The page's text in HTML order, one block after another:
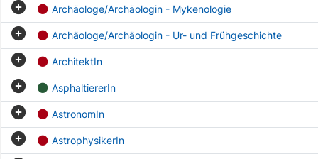
Archäologe/Archäologin - Mykenologie
Archäologe/Archäologin - Ur- und Frühgeschichte
ArchitektIn
AsphaltiererIn
AstronomIn
AstrophysikerIn